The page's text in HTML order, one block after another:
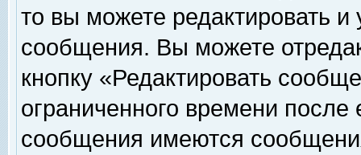
то вы можете редактировать и
сообщения. Вы можете
кнопку «Редактировать
ограниченного времени
сообщения имеются